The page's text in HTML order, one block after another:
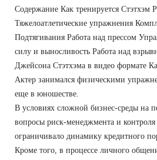
Содержание Как тренируется Стэтхэм
Тяжелоатлетические упражнения
Подтягивания Работа над прессом
силу и выносливость Работа над
Джейсона Стэтхэма в видео формате
Актер занимался физическими
еще в юношестве.
В условиях сложной бизнес-среды на
вопросы риск-менеджмента и контроля
ограничивало динамику кредитного
Кроме того, в процессе личного